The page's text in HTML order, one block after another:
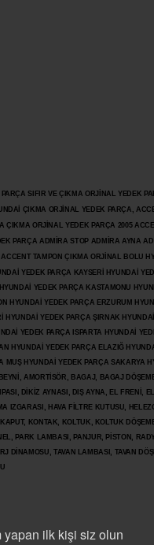
SIFIR VE ÇIKMA ORJİNAL YEDEK
ÇIKMA ORJİNAL YEDEK PARÇA,
ÇIKMA ORJİNAL YEDEK PARÇA 2005
PARÇA ADMİRA STOP ADMİRA AYNA
TAMPON ÇIKMA ORJİNAL BOLU
YEDEK PARÇA KAYSERİ HYUNDAİ
YEDEK PARÇA KASTAMONU
HYUNDAİ YEDEK PARÇA ERZURUM
YEDEK PARÇA ŞIRNAK
YEDEK PARÇA ISPARTA HYUNDAİ
HYUNDAİ YEDEK PARÇA ELAZIĞ
HYUNDAİ YEDEK PARÇA SAKARYA
AMORTİSÖR, BAGAJ, BAGAJ
DİKİZ AYNASI, DIŞ AYNA, EL FRENİ,
IZGARASI, HAVA FİLTRE KUTUSU,
KONTAK, KOLTUK, KOLTUK
PARK LAMBASI, PANJUR, PİSTON,
DİNAMOSU, TAVAN LAMBASI, TAVAN
yapan ilk kişi siz olun